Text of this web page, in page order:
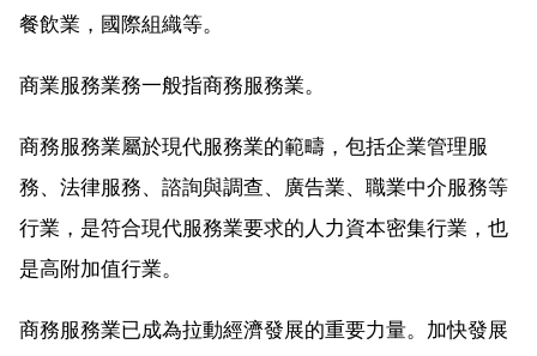
餐飲業，國際組織等。
商業服務業務一般指商務服務業。
商務服務業屬於現代服務業的範疇，包括企業管理服
務、法律服務、諮詢與調查、廣告業、職業中介服務等
行業，是符合現代服務業要求的人力資本密集行業，也
是高附加值行業。
商務服務業已成為拉動經濟發展的重要力量。加快發展